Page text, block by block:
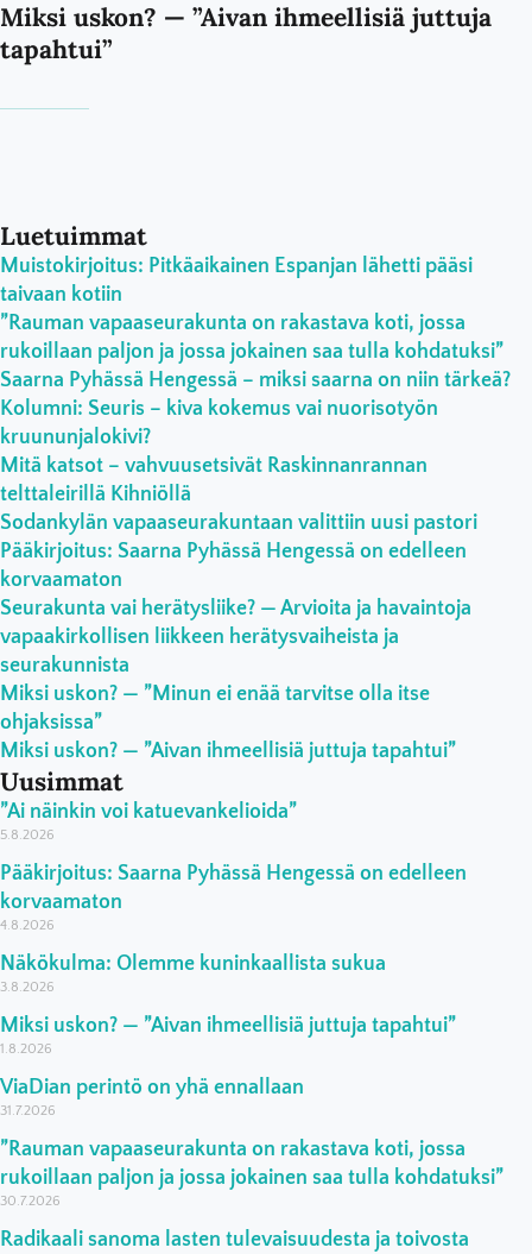
Miksi uskon? — ”Aivan ihmeellisiä juttuja
tapahtui”
Luetuimmat
Muistokirjoitus: Pitkäaikainen Espanjan lähetti pääsi
taivaan kotiin
”Rauman vapaaseurakunta on rakastava koti, jossa
rukoillaan paljon ja jossa jokainen saa tulla kohdatuksi”
Saarna Pyhässä Hengessä – miksi saarna on niin tärkeä?
Kolumni: Seuris – kiva kokemus vai nuorisotyön
kruununjalokivi?
Mitä katsot – vahvuusetsivät Raskinnanrannan
telttaleirillä Kihniöllä
Sodankylän vapaaseurakuntaan valittiin uusi pastori
Pääkirjoitus: Saarna Pyhässä Hengessä on edelleen
korvaamaton
Seurakunta vai herätysliike? — Arvioita ja havaintoja
vapaakirkollisen liikkeen herätysvaiheista ja
seurakunnista
Miksi uskon? — ”Minun ei enää tarvitse olla itse
ohjaksissa”
Miksi uskon? — ”Aivan ihmeellisiä juttuja tapahtui”
Uusimmat
”Ai näinkin voi katuevankelioida”
5.8.2026
Pääkirjoitus: Saarna Pyhässä Hengessä on edelleen
korvaamaton
4.8.2026
Näkökulma: Olemme kuninkaallista sukua
3.8.2026
Miksi uskon? — ”Aivan ihmeellisiä juttuja tapahtui”
1.8.2026
ViaDian perintö on yhä ennallaan
31.7.2026
”Rauman vapaaseurakunta on rakastava koti, jossa
rukoillaan paljon ja jossa jokainen saa tulla kohdatuksi”
30.7.2026
Radikaali sanoma lasten tulevaisuudesta ja toivosta